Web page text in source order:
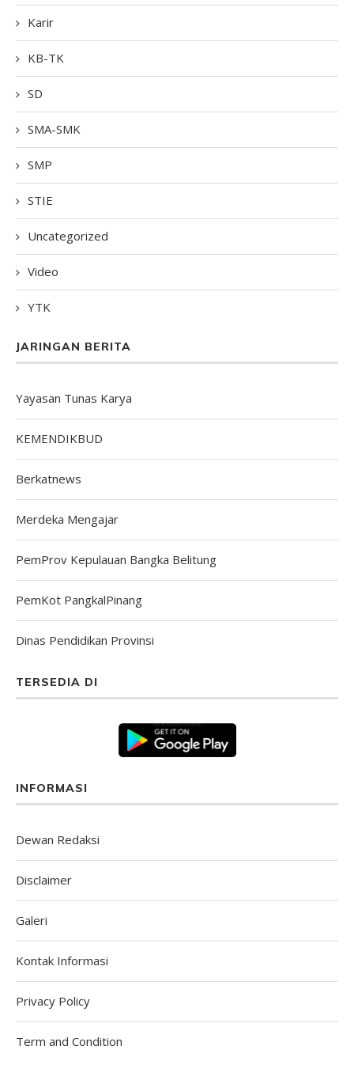
Karir
KB-TK
SD
SMA-SMK
SMP
STIE
Uncategorized
Video
YTK
JARINGAN BERITA
Yayasan Tunas Karya
KEMENDIKBUD
Berkatnews
Merdeka Mengajar
PemProv Kepulauan Bangka Belitung
PemKot PangkalPinang
Dinas Pendidikan Provinsi
TERSEDIA DI
INFORMASI
Dewan Redaksi
Disclaimer
Galeri
Kontak Informasi
Privacy Policy
Term and Condition